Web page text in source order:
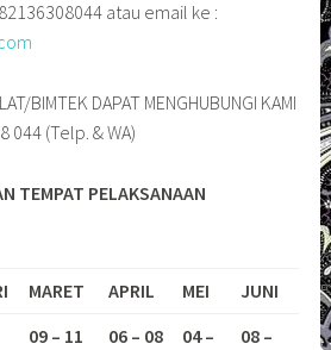
atau email ke :
BIMTEK DAPAT MENGHUBUNGI KAMI
044 (Telp. & WA)
TEMPAT PELAKSANAAN
MARET APRIL MEI
JUNI
09 – 11 06 – 08
04 –
08 –